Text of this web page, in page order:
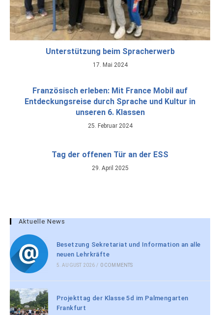
Unterstützung beim Spracherwerb
17. Mai 2024
Französisch erleben: Mit France Mobil auf
Entdeckungsreise durch Sprache und Kultur in
unseren 6. Klassen
25. Februar 2024
Tag der offenen Tür an der ESS
29. April 2025
Aktuelle News
Besetzung Sekretariat und Information an alle
neuen Lehrkräfte
5. AUGUST 2026 / 0 COMMENTS
Projekttag der Klasse 5d im Palmengarten
Frankfurt